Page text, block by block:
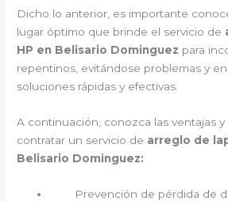
Dicho lo anterior, es importante
lugar óptimo que brinde el servicio de
HP en Belisario Dominguez para
repentinos, evitándose problemas y
soluciones rápidas y efectivas.
A continuación, conozca las ventajas
contratar un servicio de arreglo de
Belisario Dominguez:
Prevención de pérdida de